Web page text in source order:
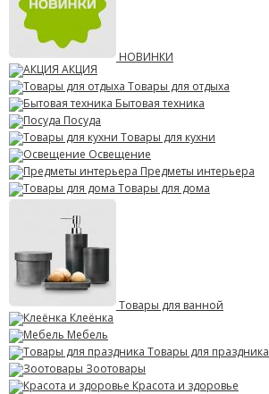
НОВИНКИ
АКЦИЯ
Товары для отдыха
Бытовая техника
Посуда
Товары для кухни
Освещение
Предметы интерьера
Товары для дома
Товары для ванной
Клеёнка
Мебель
Товары для праздника
Зоотовары
Красота и здоровье